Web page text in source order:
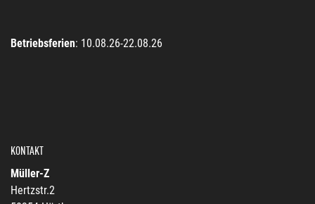
Betriebsferien: 10.08.26-22.08.26
KONTAKT
Müller-Z
Hertzstr.2